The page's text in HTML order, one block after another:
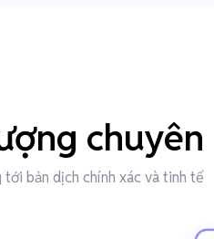
chuyên
tới bản dịch chính xác và tinh tế